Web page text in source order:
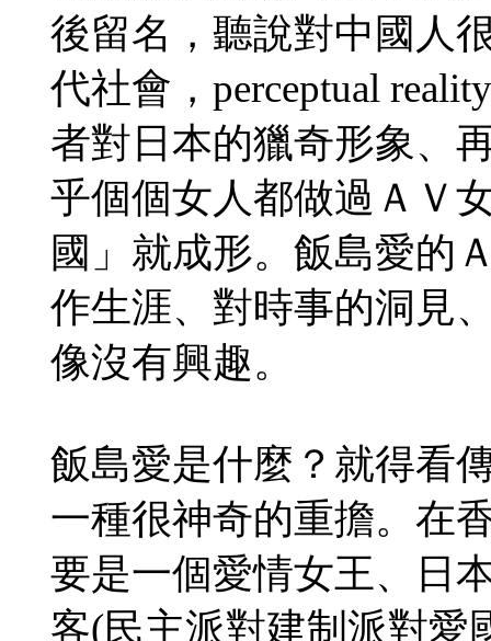
後留名，聽說對中國人
代社會，perceptual
者對日本的獵奇形象、
乎個個女人都做過ＡＶ
國」就成形。飯島愛的
作生涯、對時事的洞見
像沒有興趣。
飯島愛是什麼？就得看
一種很神奇的重擔。在
要是一個愛情女王、日
客(民主派對建制派對愛